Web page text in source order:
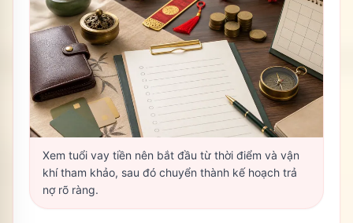
Xem tuổi vay tiền nên bắt đầu từ thời điểm và vận
khí tham khảo, sau đó chuyển thành kế hoạch trả
nợ rõ ràng.